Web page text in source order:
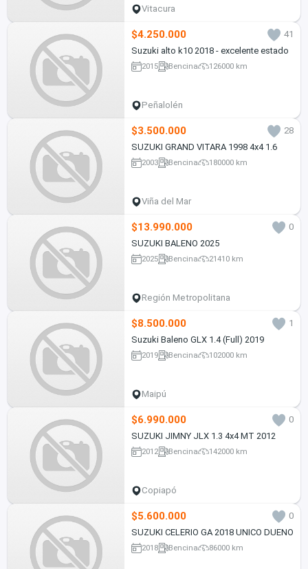
Vitacura
$4.250.000
41
Suzuki alto k10 2018 - excelente estado
2015 Bencina 126000 km
Peñalolén
$3.500.000
28
SUZUKI GRAND VITARA 1998 4x4 1.6
2003 Bencina 180000 km
Viña del Mar
$13.990.000
0
SUZUKI BALENO 2025
2025 Bencina 21410 km
Región Metropolitana
$8.500.000
1
Suzuki Baleno GLX 1.4 (Full) 2019
2019 Bencina 102000 km
Maipú
$6.990.000
0
SUZUKI JIMNY JLX 1.3 4x4 MT 2012
2012 Bencina 142000 km
Copiapó
$5.600.000
0
SUZUKI CELERIO GA 2018 UNICO DUENO
2018 Bencina 86000 km